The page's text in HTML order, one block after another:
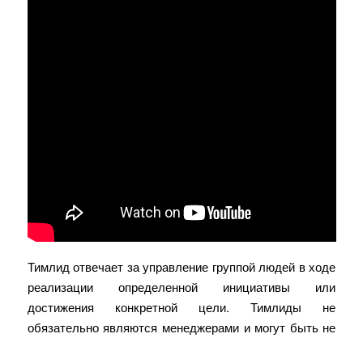
Тимлид отвечает за управление группой людей в ходе
реализации определенной инициативы или
достижения конкретной цели. Тимлиды не
обязательно являются менеджерами и могут быть не